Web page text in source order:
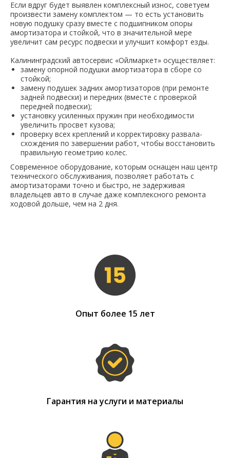
Если вдруг будет выявлен комплексный износ, советуем
произвести замену комплектом — то есть установить
новую подушку сразу вместе с подшипником опоры
амортизатора и стойкой, что в значительной мере
увеличит сам ресурс подвески и улучшит комфорт езды.
Калининградский автосервис «Ойлмаркет» осуществляет:
замену опорной подушки амортизатора в сборе со
стойкой;
замену подушек задних амортизаторов (при ремонте
задней подвески) и передних (вместе с проверкой
передней подвески);
установку усиленных пружин при необходимости
увеличить просвет кузова;
проверку всех креплений и корректировку развала-
схождения по завершении работ, чтобы восстановить
правильную геометрию колес.
Современное оборудование, которым оснащен наш центр
технического обслуживания, позволяет работать с
амортизаторами точно и быстро, не задерживая
владельцев авто в случае даже комплексного ремонта
ходовой дольше, чем на 2 дня.
Опыт более 15 лет
Гарантия на услуги и материалы